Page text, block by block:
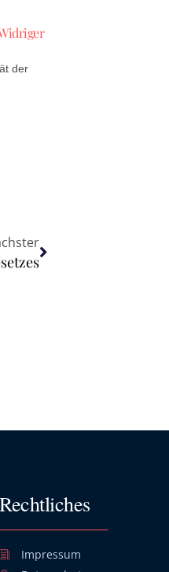
der
Rechtliches
Impressum